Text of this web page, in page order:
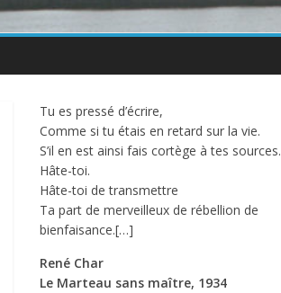
Tu es pressé d’écrire,
Comme si tu étais en retard sur la vie.
S’il en est ainsi fais cortège à tes sources.
Hâte-toi.
Hâte-toi de transmettre
Ta part de merveilleux de rébellion de
bienfaisance.[…]
René Char
Le Marteau sans maître, 1934